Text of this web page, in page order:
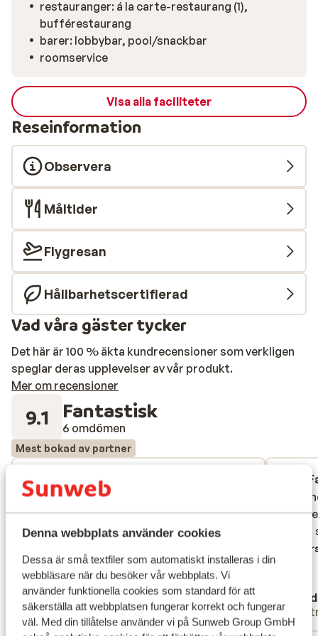
Denna webbplats använder cookies
Dessa är små textfiler som automatiskt installeras i din
webbläsare när du besöker vår webbplats. Vi
använder funktionella cookies som standard för att
säkerställa att webbplatsen fungerar korrekt och fungerar
väl. Med din tillåtelse använder vi på Sunweb Group GmbH
Ioannis Peristeron och ett par vid stranden men inte så
många. Ett större utbud hittar du söderöver i grannbyn
Moraitika.
restauranger: á la carte-restaurang (1),
bufférestaurang
barer: lobbybar, pool/snackbar
roomservice
Visa alla faciliteter
Reseinformation
Observera
Måltider
Flygresan
Hållbarhetscertifierad
Vad våra gäster tycker
Det här är 100 % äkta kundrecensioner som verkligen
speglar deras upplevelser av vår produkt.
Mer om recensioner
9.1 Fantastisk
6 omdömen
Mest bokad av partner
8.3 Fantastisk
Super vriendelijk personeel. Bufetten
goed. Gelegenheid tot eten in andere a la
carte restaurants. Mooi zwembad. Prima
handdoeken. Entertainment.
Super vriendelijk personeel. Bufetten
goed. Gelegenheid tot eten in andere a la
carte restaurants. Mooi zwembad. Prima
handdoeken. Entertainment.
Översätt till svenska
Monica
Partner
Mega
was
Mega
was